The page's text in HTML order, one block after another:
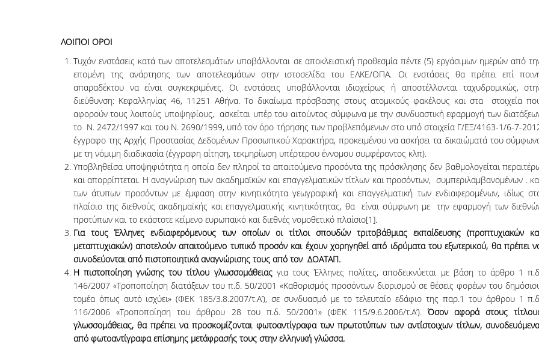
ΛΟΙΠΟΙ ΟΡΟΙ
Τυχόν ενστάσεις κατά των αποτελεσμάτων υποβάλλονται σε αποκλειστική προθεσμία πέντε (5) εργάσιμων ημερών από
επομένη της ανάρτησης των αποτελεσμάτων στην ιστοσελίδα του ΕΛΚΕ/ΟΠΑ. Οι ενστάσεις θα πρέπει επί
απαραδέκτου να είναι συγκεκριμένες. Οι ενστάσεις υποβάλλονται ιδιοχείρως ή αποστέλλονται ταχυδρομικώς,
διεύθυνση: Κεφαλληνίας 46, 11251 Αθήνα. Το δικαίωμα πρόσβασης στους ατομικούς φακέλους και στα στοιχεία
αφορούν τους λοιπούς υποψηφίους, ασκείται υπέρ του αιτούντος σύμφωνα με την συνδυαστική εφαρμογή των
το Ν. 2472/1997 και του Ν. 2690/1999, υπό τον όρο τήρησης των προβλεπόμενων στο υπό στοιχεία Γ/ΕΞ/4163-1/6-7-
έγγραφο της Αρχής Προστασίας Δεδομένων Προσωπικού Χαρακτήρα, προκειμένου να ασκήσει τα δικαιώματά του
με τη νόμιμη διαδικασία (έγγραφη αίτηση, τεκμηρίωση υπέρτερου έννομου συμφέροντος κλπ).
Υποβληθείσα υποψηφιότητα η οποία δεν πληροί τα απαιτούμενα προσόντα της πρόσκλησης δεν βαθμολογείται
και απορρίπτεται. Η αναγνώριση των ακαδημαϊκών και επαγγελματικών τίτλων και προσόντων, συμπεριλαμβανομένων .
των άτυπων προσόντων με έμφαση στην κινητικότητα γεωγραφική και επαγγελματική των ενδιαφερομένων, ιδίως
πλαίσιο της διεθνούς ακαδημαϊκής και επαγγελματικής κινητικότητας, θα είναι σύμφωνη με την εφαρμογή των
προτύπων και το εκάστοτε κείμενο ευρωπαϊκό και διεθνές νομοθετικό πλαίσιο[1].
Για τους Έλληνες ενδιαφερόμενους των οποίων οι τίτλοι σπουδών τριτοβάθμιας εκπαίδευσης (προπτυχιακών
μεταπτυχιακών) αποτελούν απαιτούμενο τυπικό προσόν και έχουν χορηγηθεί από ιδρύματα του εξωτερικού, θα πρέπει
συνοδεύονται από πιστοποιητικά αναγνώρισης τους από τον ΔΟΑΤΑΠ.
Η πιστοποίηση γνώσης του τίτλου γλωσσομάθειαςγια τους Έλληνες πολίτες, αποδεικνύεται με βάση το άρθρο 1
146/2007 «Τροποποίηση διατάξεων του π.δ. 50/2001 «Καθορισμός προσόντων διορισμού σε θέσεις φορέων του
τομέα όπως αυτό ισχύει» (ΦΕΚ 185/3.8.2007/τ.Α’), σε συνδυασμό με το τελευταίο εδάφιο της παρ.1 του άρθρου 1
116/2006 «Τροποποίηση του άρθρου 28 του π.δ. 50/2001» (ΦΕΚ 115/9.6.2006/τ.Α’).Όσον αφορά στους
γλωσσομάθειας, θα πρέπει να προσκομίζονται φωτοαντίγραφα των πρωτοτύπων των αντίστοιχων τίτλων,
από φωτοαντίγραφα επίσημης μετάφρασής τους στην ελληνική γλώσσα.